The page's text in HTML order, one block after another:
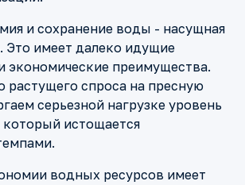
и сохранение воды - насущная
Это имеет далеко идущие
экономические преимущества.
растущего спроса на пресную
серьезной нагрузке уровень
истощается
водных ресурсов имеет